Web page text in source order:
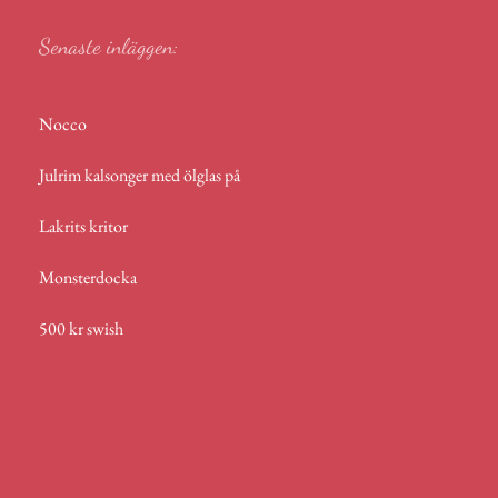
Senaste inläggen:
Nocco
Julrim kalsonger med ölglas på
Lakrits kritor
Monsterdocka
500 kr swish